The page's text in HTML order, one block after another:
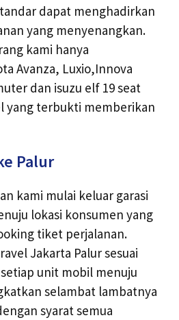
dapat menghadirkan
yang menyenangkan.
kami hanya
Avanza, Luxio,Innova
dan isuzu elf 19 seat
yang terbukti memberikan
Palur
kami mulai keluar garasi
lokasi konsumen yang
tiket perjalanan.
Jakarta Palur sesuai
unit mobil menuju
selambat lambatnya
syarat semua